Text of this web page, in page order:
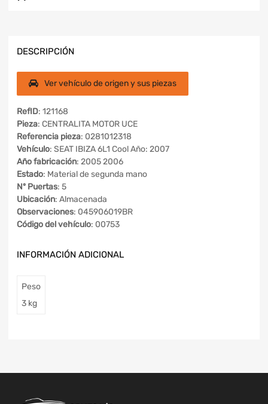
DESCRIPCIÓN
Ver vehículo de origen y sus piezas
RefID: 121168
Pieza: CENTRALITA MOTOR UCE
Referencia pieza: 0281012318
Vehículo: SEAT IBIZA 6L1 Cool Año: 2007
Año fabricación: 2005 2006
Estado: Material de segunda mano
Nº Puertas: 5
Ubicación: Almacenada
Observaciones: 045906019BR
Código del vehículo: 00753
INFORMACIÓN ADICIONAL
Peso
3 kg